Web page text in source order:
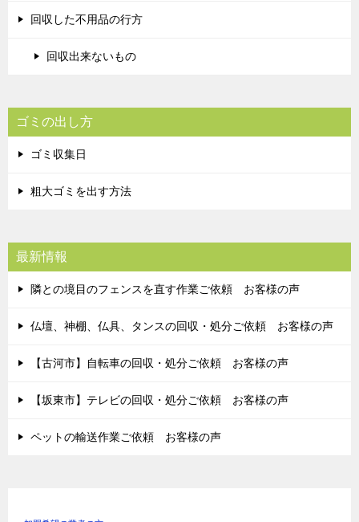
回収した不用品の行方
回収出来ないもの
ゴミの出し方
ゴミ収集日
粗大ゴミを出す方法
最新情報
隣との境目のフェンスを直す作業ご依頼 お客様の声
仏壇、神棚、仏具、タンスの回収・処分ご依頼 お客様の声
【古河市】自転車の回収・処分ご依頼 お客様の声
【坂東市】テレビの回収・処分ご依頼 お客様の声
ペットの輸送作業ご依頼 お客様の声